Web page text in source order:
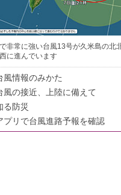
非常に強い台風13号が久米島の北
に進んでいます
風情報のみかた
風の接近、上陸に備えて
る防災
プリで台風進路予報を確認